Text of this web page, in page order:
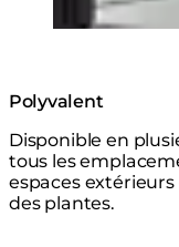
Polyvalent
Disponible en
tous les
espaces
des plantes.